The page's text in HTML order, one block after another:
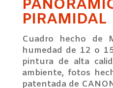
PIRAMIDAL
Cuadro hecho de
humedad de 12 o
pintura de alta
ambiente, fotos
patentada de